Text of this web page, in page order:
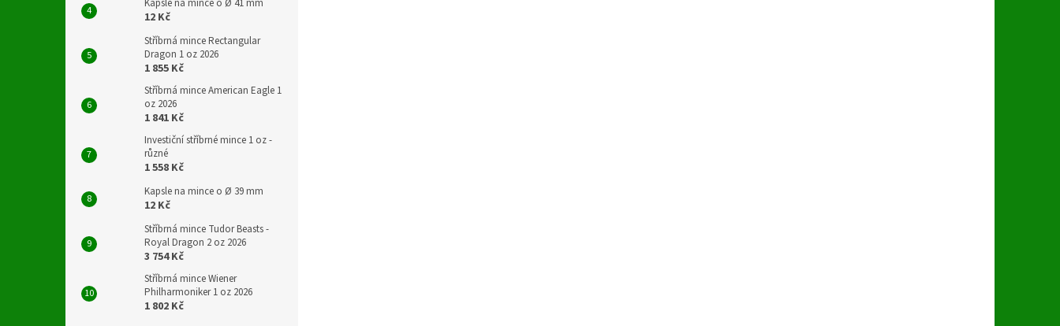
Kapsle na mince o Ø 41 mm
12 Kč
Stříbrná mince Rectangular
Dragon 1 oz 2026
1 855 Kč
Stříbrná mince American Eagle 1
oz 2026
1 841 Kč
Investiční stříbrné mince 1 oz -
různé
1 558 Kč
Kapsle na mince o Ø 39 mm
12 Kč
Stříbrná mince Tudor Beasts -
Royal Dragon 2 oz 2026
3 754 Kč
Stříbrná mince Wiener
Philharmoniker 1 oz 2026
1 802 Kč